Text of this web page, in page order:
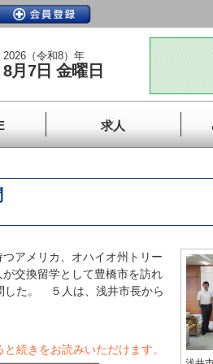
2026（令和8）年
8月7日 金曜日
求人
アメリカ、オハイオ州トリー
交換留学として豊橋市を訪れ
した。 ５人は、浅井市長から
続きをお読みいただけます。